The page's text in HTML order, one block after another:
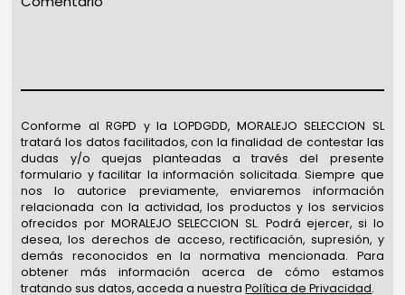
Conforme al RGPD y la LOPDGDD, MORALEJO SELECCION SL
tratará los datos facilitados, con la finalidad de contestar las
dudas y/o quejas planteadas a través del presente
formulario y facilitar la información solicitada. Siempre que
nos lo autorice previamente, enviaremos información
relacionada con la actividad, los productos y los servicios
ofrecidos por MORALEJO SELECCION SL. Podrá ejercer, si lo
desea, los derechos de acceso, rectificación, supresión, y
demás reconocidos en la normativa mencionada. Para
obtener más información acerca de cómo estamos
tratando sus datos, acceda a nuestraPolítica de Privacidad.